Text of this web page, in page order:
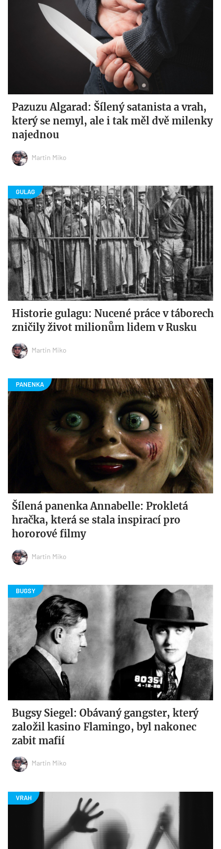
Pazuzu Algarad: Šílený satanista a vrah,
který se nemyl, ale i tak měl dvě milenky
najednou
Martin Miko
Historie gulagu: Nucené práce v táborech
zničily život milionům lidem v Rusku
Martin Miko
Šílená panenka Annabelle: Prokletá
hračka, která se stala inspirací pro
hororové filmy
Martin Miko
Bugsy Siegel: Obávaný gangster, který
založil kasino Flamingo, byl nakonec
zabit mafií
Martin Miko